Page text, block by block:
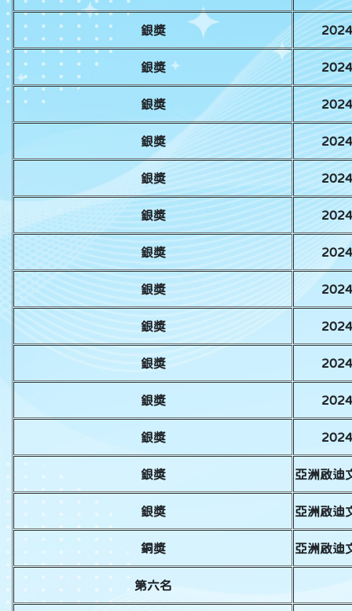
銀獎 2024
銀獎 2024
銀獎 2024
銀獎
銀獎
銀獎
銀獎
銀獎
銀獎
銀獎
銀獎
銀獎
銀獎 亞洲啟迪
銀獎 亞洲啟迪
銅獎 亞洲啟迪
第六名